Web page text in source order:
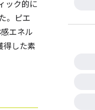
ック的に
。ピエ
エネル
得した素